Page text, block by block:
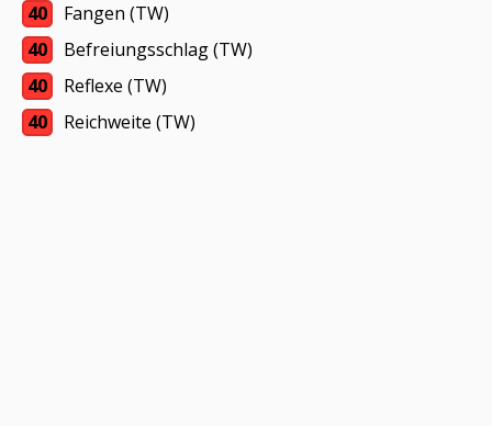
40
Fangen (TW)
40
Befreiungsschlag (TW)
40
Reflexe (TW)
40
Reichweite (TW)